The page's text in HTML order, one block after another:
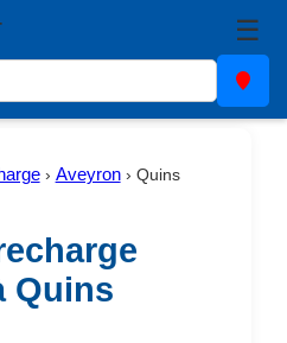
☰
› Aveyron› Quins
Quins